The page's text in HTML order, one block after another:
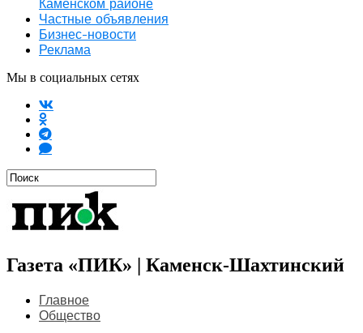
Каменском районе
Частные объявления
Бизнес-новости
Реклама
Мы в социальных сетях
Газета «ПИК» | Каменск-Шахтинский
Главное
Общество